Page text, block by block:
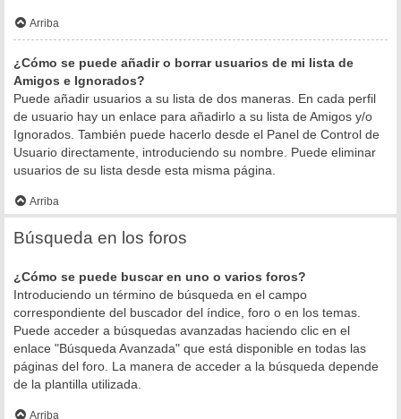
Arriba
¿Cómo se puede añadir o borrar usuarios de mi lista de
Amigos e Ignorados?
Puede añadir usuarios a su lista de dos maneras. En cada perfil
de usuario hay un enlace para añadirlo a su lista de Amigos y/o
Ignorados. También puede hacerlo desde el Panel de Control de
Usuario directamente, introduciendo su nombre. Puede eliminar
usuarios de su lista desde esta misma página.
Arriba
Búsqueda en los foros
¿Cómo se puede buscar en uno o varios foros?
Introduciendo un término de búsqueda en el campo
correspondiente del buscador del índice, foro o en los temas.
Puede acceder a búsquedas avanzadas haciendo clic en el
enlace "Búsqueda Avanzada" que está disponible en todas las
páginas del foro. La manera de acceder a la búsqueda depende
de la plantilla utilizada.
Arriba